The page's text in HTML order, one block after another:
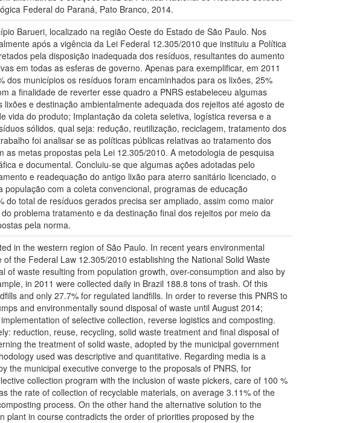
Federal do Paraná, Pato Branco, 2014.
Barueri, localizado na região Oeste do Estado de São Paulo. Nos
após a vigência da Lei Federal 12.305/2010 que instituiu a Política
pela disposição inadequada dos resíduos, resultantes do aumento
em todas as esferas de governo. Apenas para exemplificar, em 2011
municípios os resíduos foram encaminhados para os lixões, 25%
a finalidade de reverter esse quadro a PNRS estabeleceu algumas
e destinação ambientalmente adequada dos rejeitos até agosto de
vida do produto; Implantação da coleta seletiva, logística reversa e a
sólidos, qual seja: redução, reutilização, reciclagem, tratamento dos
foi analisar se as políticas públicas relativas ao tratamento dos
metas propostas pela Lei 12.305/2010. A metodologia de pesquisa
e documental. Concluiu-se que algumas ações adotadas pelo
e readequação do antigo lixão para aterro sanitário licenciado, o
com a coleta convencional, programas de educação
total de resíduos gerados precisa ser ampliado, assim como maior
problema tratamento e da destinação final dos rejeitos por meio da
pela norma.
in the western region of São Paulo. In recent years environmental
the Federal Law 12.305/2010 establishing the National Solid Waste
waste resulting from population growth, over-consumption and also by
in 2011 were collected daily in Brazil 188.8 tons of trash. Of this
and only 27.7% for regulated landfills. In order to reverse this PNRS to
and environmentally sound disposal of waste until August 2014;
of selective collection, reverse logistics and composting.
reduction, reuse, recycling, solid waste treatment and final disposal of
the treatment of solid waste, adopted by the municipal government
used was descriptive and quantitative. Regarding media is a
the municipal executive converge to the proposals of PNRS, for
collection program with the inclusion of waste pickers, care of 100 %
the rate of collection of recyclable materials, on average 3.11% of the
process. On the other hand the alternative solution to the
in course contradicts the order of priorities proposed by the